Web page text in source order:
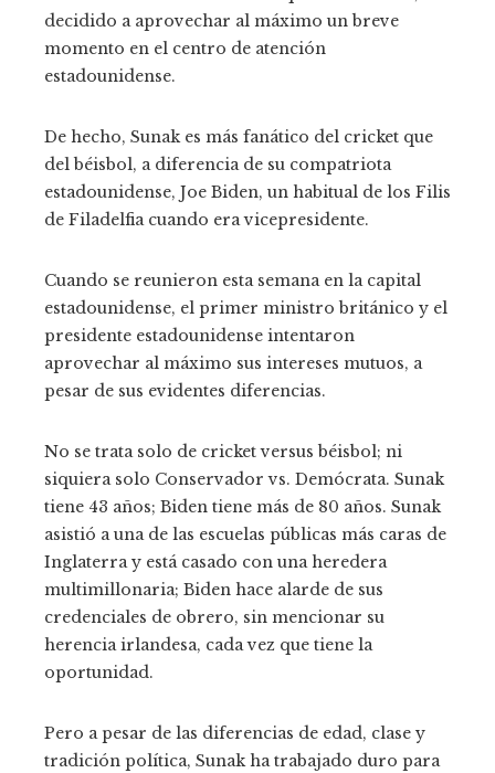
decidido a aprovechar al máximo un breve
momento en el centro de atención
estadounidense.
De hecho, Sunak es más fanático del cricket que
del béisbol, a diferencia de su compatriota
estadounidense, Joe Biden, un habitual de los Filis
de Filadelfia cuando era vicepresidente.
Cuando se reunieron esta semana en la capital
estadounidense, el primer ministro británico y el
presidente estadounidense intentaron
aprovechar al máximo sus intereses mutuos, a
pesar de sus evidentes diferencias.
No se trata solo de cricket versus béisbol; ni
siquiera solo Conservador vs. Demócrata. Sunak
tiene 43 años; Biden tiene más de 80 años. Sunak
asistió a una de las escuelas públicas más caras de
Inglaterra y está casado con una heredera
multimillonaria; Biden hace alarde de sus
credenciales de obrero, sin mencionar su
herencia irlandesa, cada vez que tiene la
oportunidad.
Pero a pesar de las diferencias de edad, clase y
tradición política, Sunak ha trabajado duro para